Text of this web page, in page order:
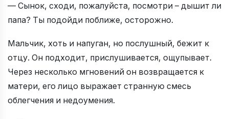
— Сынок, сходи, пожалуйста, посмотри – дышит ли
папа? Ты подойди поближе, осторожно.
Мальчик, хоть и напуган, но послушный, бежит к
отцу. Он подходит, прислушивается, ощупывает.
Через несколько мгновений он возвращается к
матери, его лицо выражает странную смесь
облегчения и недоумения.